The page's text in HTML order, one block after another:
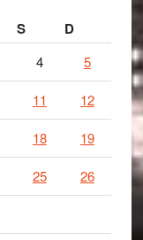
S D
4 5
11 12
18 19
25 26